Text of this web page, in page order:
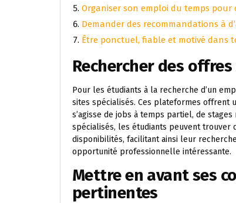
Organiser son emploi du temps
Demander des recommandations à
Être ponctuel, fiable et motivé dans
Rechercher des
Pour les étudiants à la recherche d’un
sites spécialisés. Ces plateformes offrent
s’agisse de jobs à temps partiel, de
spécialisés, les étudiants peuvent
disponibilités, facilitant ainsi leur
opportunité professionnelle intéressante.
Mettre en avant ses
pertinentes